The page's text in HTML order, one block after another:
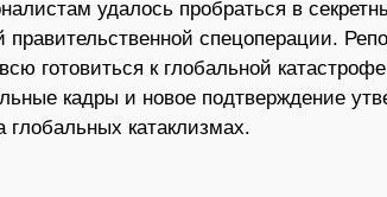
удалось пробраться в
правительственной спецоперации.
готовиться к глобальной
кадры и новое подтверждение
глобальных катаклизмах.